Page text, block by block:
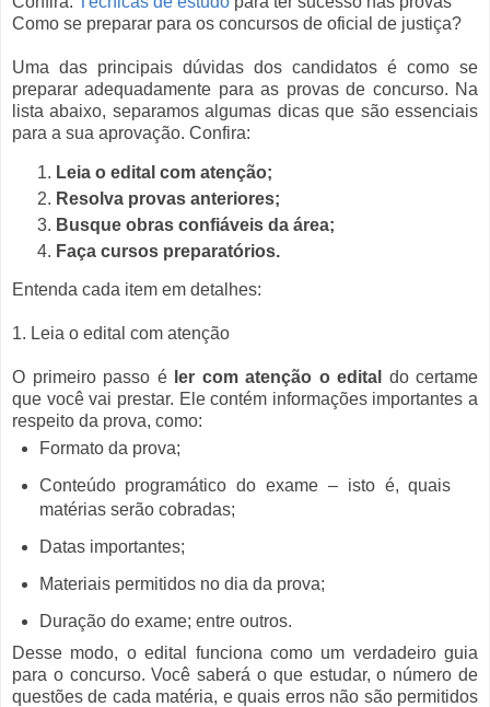
Como se preparar para os concursos de oficial de justiça?
Uma das principais dúvidas dos candidatos é como se
preparar adequadamente para as provas de concurso. Na
lista abaixo, separamos algumas dicas que são essenciais
para a sua aprovação. Confira:
Leia o edital com atenção;
Resolva provas anteriores;
Busque obras confiáveis da área;
Faça cursos preparatórios.
Entenda cada item em detalhes:
1. Leia o edital com atenção
O primeiro passo é ler com atenção o edital
do certame
que você vai prestar. Ele contém informações importantes a
respeito da prova, como:
Formato da prova;
Conteúdo programático do exame – isto é, quais
matérias serão cobradas;
Datas importantes;
Materiais permitidos no dia da prova;
Duração do exame; entre outros.
Desse modo, o edital funciona como um verdadeiro guia
para o concurso. Você saberá o que estudar, o número de
questões de cada matéria, e quais erros não são permitidos